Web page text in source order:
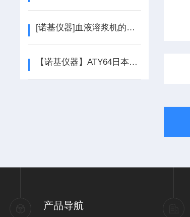
[诺基仪器]血液溶浆机的使用说明
【诺基仪器】ATY64日本岛津电子分析天平*
产品导航